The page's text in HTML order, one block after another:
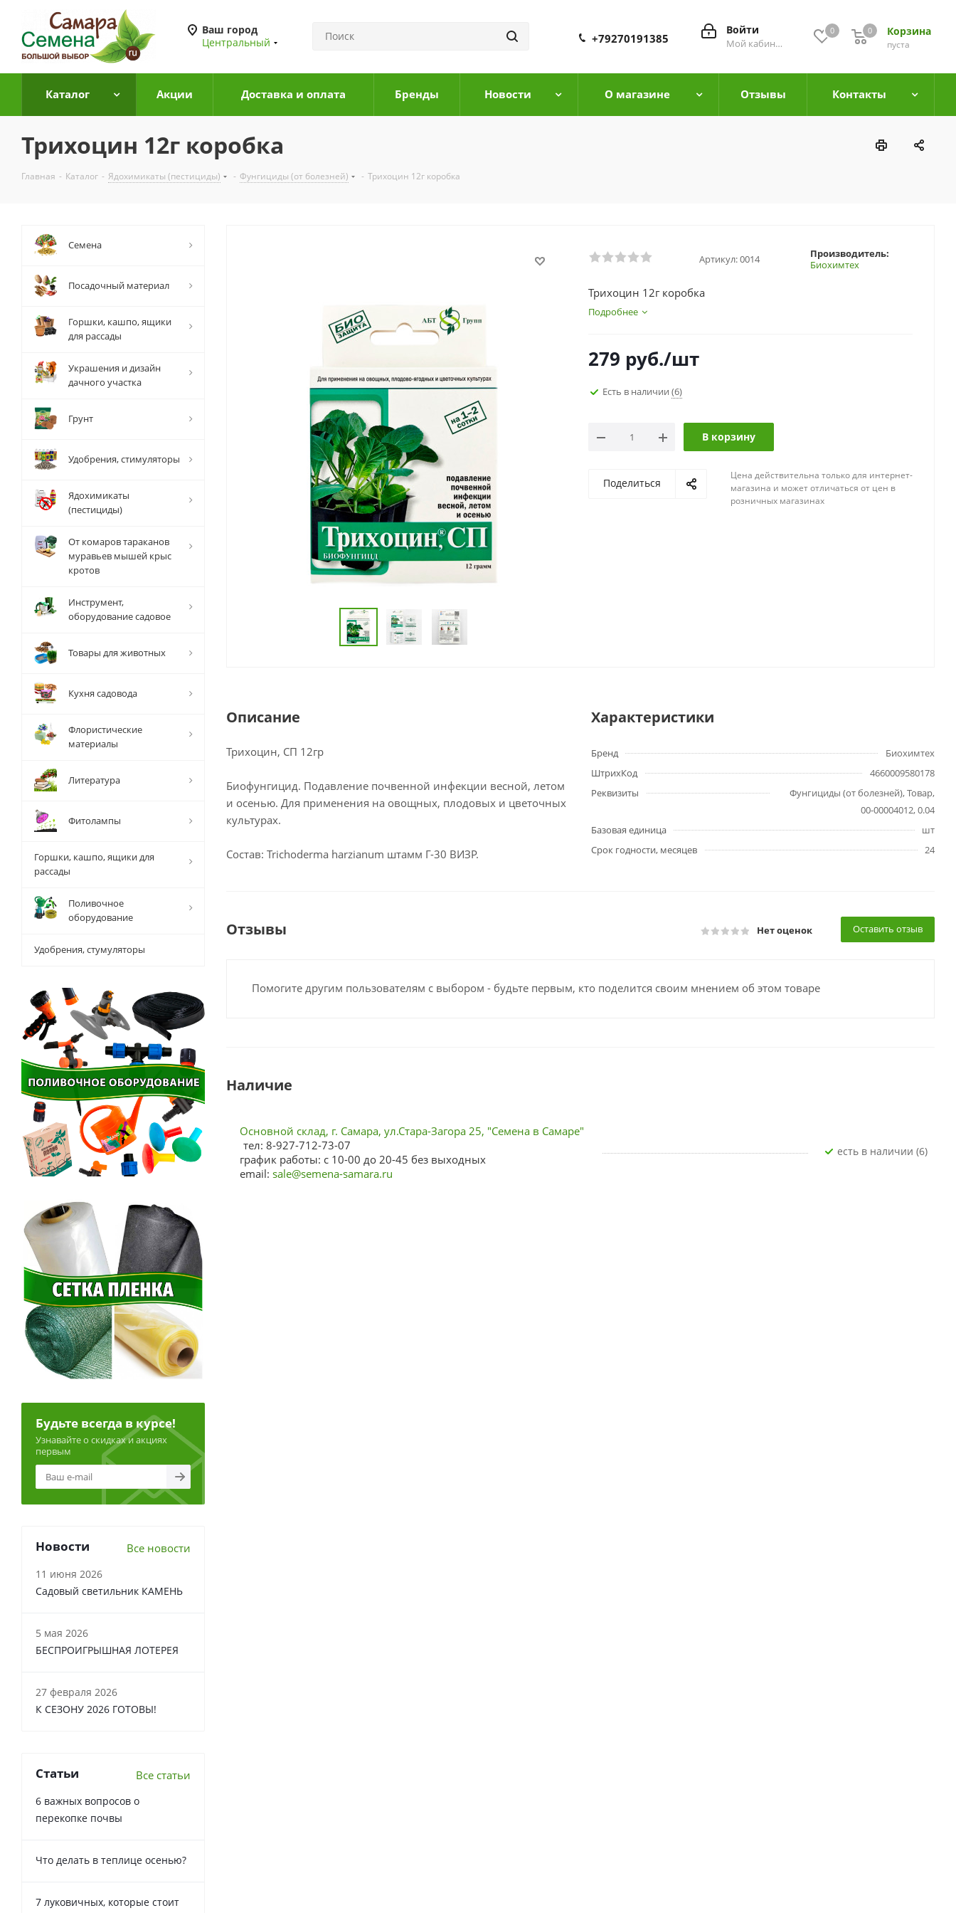
Ваш город
Центральный
0 Корзина
0
пуста
0
Войти
Мой кабинет
+79270191385
Каталог Акции Доставка и оплата Бренды Новости О магазине Отзывы Контакты
Трихоцин 12г коробка
Главная - Каталог - Ядохимикаты (пестициды) - Фунгициды (от болезней) - Трихоцин 12г коробка
Артикул:0014
Производитель:
Биохимтех
Трихоцин 12г коробка
Подробнее
279 руб./шт
Есть в наличии (6)
В корзину
Поделиться
Цена действительна только для интернет-
магазина и может отличаться от цен в
розничных магазинах
Описание
Трихоцин, СП 12гр
Биофунгицид. Подавление почвенной инфекции весной, летом
и осенью. Для применения на овощных, плодовых и цветочных
культурах.
Состав: Trichoderma harzianum штамм Г-30 ВИЗР.
Характеристики
Бренд
Биохимтех
ШтрихКод
4660009580178
Реквизиты
Фунгициды (от болезней), Товар,
00-00004012, 0.04
Базовая единица
шт
Срок годности, месяцев
24
Отзывы Нет оценок Оставить отзыв
Помогите другим пользователям с выбором - будьте первым, кто поделится своим мнением об этом товаре
Наличие
Основной склад, г. Самара, ул.Стара-Загора 25, "Семена в Самаре"
тел: 8-927-712-73-07
график работы: с 10-00 до 20-45 без выходных
email: sale@semena-samara.ru
Есть в наличии (6)
Семена
Посадочный материал
Горшки, кашпо, ящики
для рассады
Украшения и дизайн
дачного участка
Грунт
Удобрения, стимуляторы
Ядохимикаты
(пестициды)
От комаров тараканов
муравьев мышей крыс
кротов
Инструмент,
оборудование садовое
Товары для животных
Кухня садовода
Флористические
материалы
Литература
Фитолампы
Горшки, кашпо, ящики для
рассады
Поливочное
оборудование
Удобрения, стумуляторы
Будьте всегда в курсе!
Узнавайте о скидках и акциях
первым
Новости Все новости
11 июня 2026
Садовый светильник КАМЕНЬ
5 мая 2026
БЕСПРОИГРЫШНАЯ ЛОТЕРЕЯ
27 февраля 2026
К СЕЗОНУ 2026 ГОТОВЫ!
Статьи Все статьи
6 важных вопросов о
перекопке почвы
Что делать в теплице осенью?
7 луковичных, которые стоит